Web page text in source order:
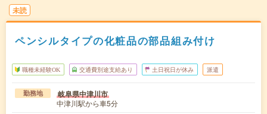
未読
ペンシルタイプの化粧品の部品組み付け
職種未経験OK 交通費別途支給あり 土日祝日が休み 派遣
勤務地 岐阜県中津川市
中津川駅から車5分